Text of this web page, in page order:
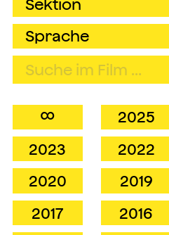
∞ 2025
2023
2022
2020
2019
2017
2016